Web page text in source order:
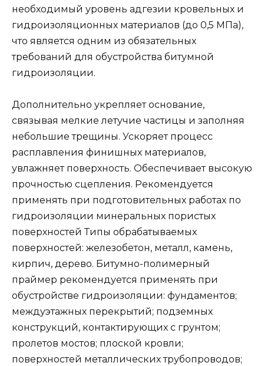
необходимый уровень адгезии кровельных и
гидроизоляционных материалов (до 0,5 МПа),
что является одним из обязательных
требований для обустройства битумной
гидроизоляции.
Дополнительно укрепляет основание,
связывая мелкие летучие частицы и заполняя
небольшие трещины. Ускоряет процесс
расплавления финишных материалов,
увлажняет поверхность. Обеспечивает высокую
прочностью сцепления. Рекомендуется
применять при подготовительных работах по
гидроизоляции минеральных пористых
поверхностей Типы обрабатываемых
поверхностей: железобетон, металл, камень,
кирпич, дерево. Битумно-полимерный
праймер рекомендуется применять при
обустройстве гидроизоляции: фундаментов;
междуэтажных перекрытий; подземных
конструкций, контактирующих с грунтом;
пролетов мостов; плоской кровли;
поверхностей металлических трубопроводов;